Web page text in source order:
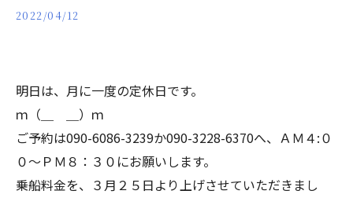
2022/04/12
明日は、月に一度の定休日です。
ｍ（＿ ＿）ｍ
ご予約は090-6086-3239か090-3228-6370へ、ＡＭ４:０
０～ＰＭ８：３０にお願いします。
乗船料金を、３月２５日より上げさせていただきまし